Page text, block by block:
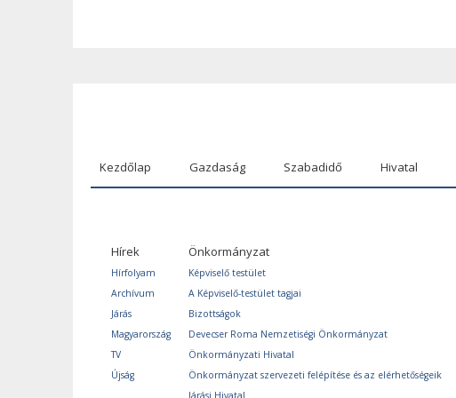
Kezdőlap Gazdaság Szabadidő Hivatal
Hírek
Hírfolyam
Archívum
Járás
Magyarország
TV
Újság
Önkormányzat
Képviselő testület
A Képviselő-testület tagjai
Bizottságok
Devecser Roma Nemzetiségi Önkormányzat
Önkormányzati Hivatal
Önkormányzat szervezeti felépítése és az elérhetőségeik
Járási Hivatal